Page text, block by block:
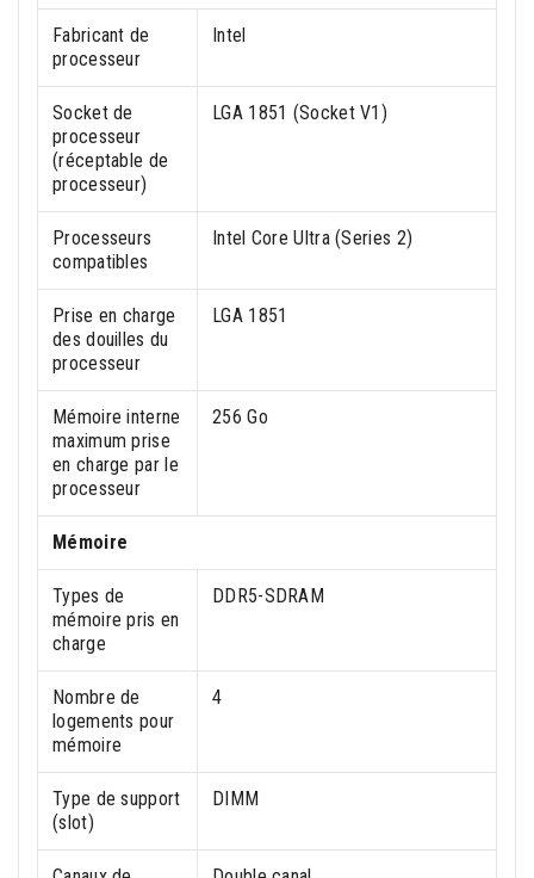
Fabricant de
processeur
Intel
Socket de
processeur
(réceptable de
processeur)
LGA 1851 (Socket V1)
Processeurs
compatibles
Intel Core Ultra (Series 2)
Prise en charge
des douilles du
processeur
LGA 1851
Mémoire interne
maximum prise
en charge par le
processeur
256 Go
Mémoire
Types de
mémoire pris en
charge
DDR5-SDRAM
Nombre de
logements pour
mémoire
4
Type de support
(slot)
DIMM